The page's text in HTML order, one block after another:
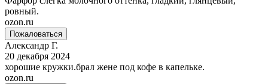
ровный.
ozon.ru
Пожаловаться
Александр Г.
20 декабря 2024
хорошие кружки.брал жене под кофе в капельке.
ozon.ru